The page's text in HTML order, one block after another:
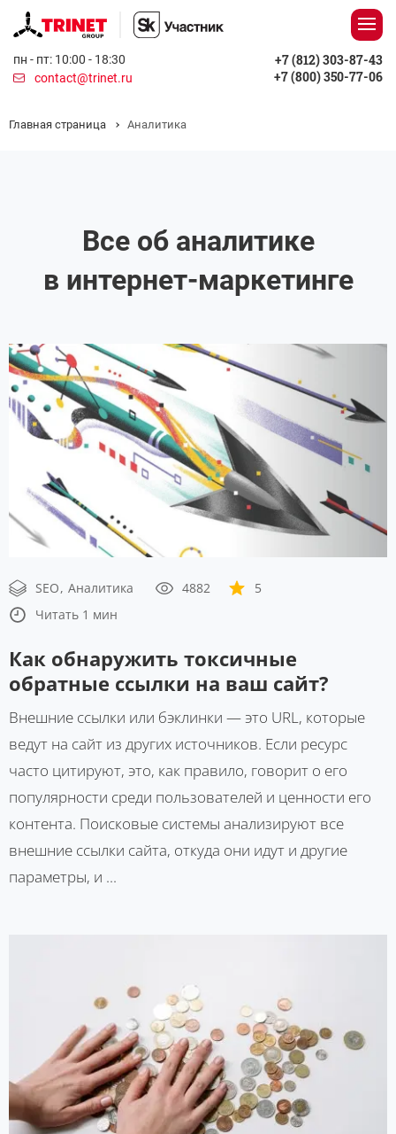
пн - пт: 10:00 - 18:30
contact@trinet.ru
+7 (812) 303-87-43
+7 (800) 350-77-06
Главная страница Аналитика
Все об аналитике
в интернет-маркетинге
SEO Аналитика 4882
5
Читать 1 мин
Как обнаружить токсичные
обратные ссылки на ваш сайт?
Внешние ссылки или бэклинки — это URL, которые
ведут на сайт из других источников. Если ресурс
часто цитируют, это, как правило, говорит о его
популярности среди пользователей и ценности его
контента. Поисковые системы анализируют все
внешние ссылки сайта, откуда они идут и другие
параметры, и ...